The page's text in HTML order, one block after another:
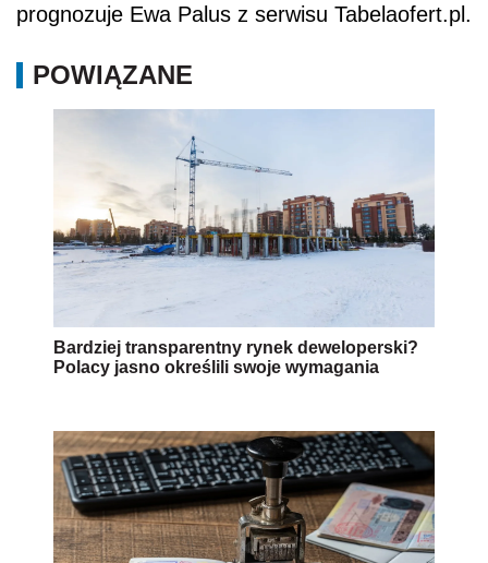
prognozuje Ewa Palus z serwisu Tabelaofert.pl.
POWIĄZANE
Bardziej transparentny rynek deweloperski?
Polacy jasno określili swoje wymagania